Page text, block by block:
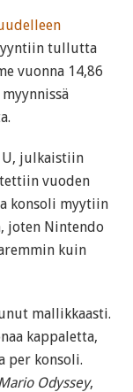
tullutta
vuonna 14,86
U, julkaistiin
vuoden
konsoli myytiin
joten Nintendo
kuin
mallikkaasti.
kappaletta,
per konsoli.
Odyssey,